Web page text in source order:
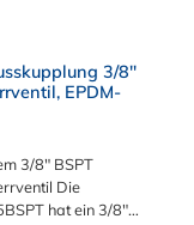
3/8"
EPDM-
3/8" BSPT
Die
hat ein 3/8"